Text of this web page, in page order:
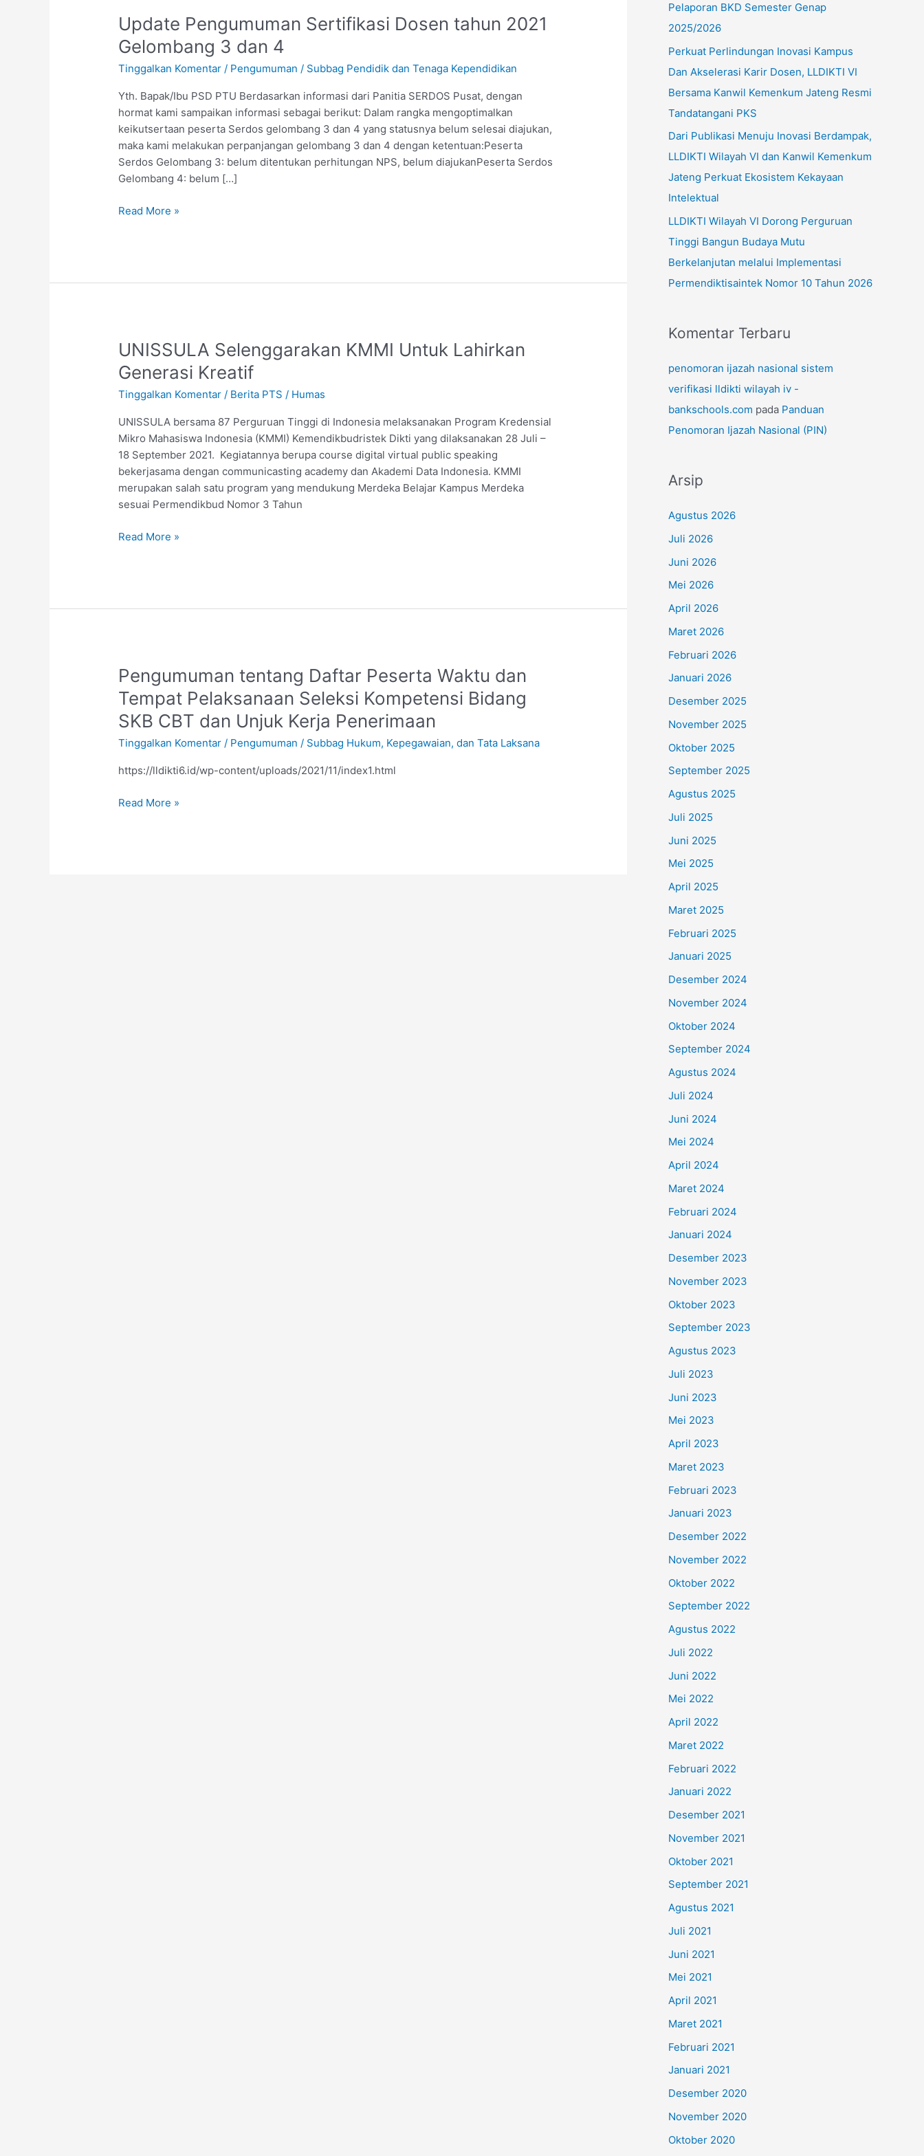
Update Pengumuman Sertifikasi Dosen tahun 2021
Gelombang 3 dan 4
Tinggalkan Komentar / Pengumuman / Subbag Pendidik dan Tenaga Kependidikan
Yth. Bapak/Ibu PSD PTU Berdasarkan informasi dari Panitia SERDOS Pusat, dengan
hormat kami sampaikan informasi sebagai berikut: Dalam rangka mengoptimalkan
keikutsertaan peserta Serdos gelombang 3 dan 4 yang statusnya belum selesai diajukan,
maka kami melakukan perpanjangan gelombang 3 dan 4 dengan ketentuan:Peserta
Serdos Gelombang 3: belum ditentukan perhitungan NPS, belum diajukanPeserta Serdos
Gelombang 4: belum […]
Update
Pengumuman
Sertifikasi
Dosen
2021
Gelombang
3
dan
4
Read More »
UNISSULA Selenggarakan KMMI Untuk Lahirkan
Generasi Kreatif
Tinggalkan Komentar / Berita PTS / Humas
UNISSULA bersama 87 Perguruan Tinggi di Indonesia melaksanakan Program Kredensial
Mikro Mahasiswa Indonesia (KMMI) Kemendikbudristek Dikti yang dilaksanakan 28 Juli –
18 September 2021. Kegiatannya berupa course digital virtual public speaking
bekerjasama dengan communicasting academy dan Akademi Data Indonesia. KMMI
merupakan salah satu program yang mendukung Merdeka Belajar Kampus Merdeka
sesuai Permendikbud Nomor 3 Tahun
UNISSULA
Selenggarakan
KMMI
Untuk
Generasi
Kreatif
Read More »
Pengumuman tentang Daftar Peserta Waktu dan
Tempat Pelaksanaan Seleksi Kompetensi Bidang
SKB CBT dan Unjuk Kerja Penerimaan
Tinggalkan Komentar / Pengumuman / Subbag Hukum, Kepegawaian, dan Tata Laksana
https://lldikti6.id/wp-content/uploads/2021/11/index1.html
Pengumuman
tentang
Daftar
Peserta
Waktu
Tempat
Seleksi
Read More »
:
Pelaporan BKD Semester Genap
2025/2026
Perkuat Perlindungan Inovasi Kampus
Dan Akselerasi Karir Dosen, LLDIKTI VI
Bersama Kanwil Kemenkum Jateng Resmi
Tandatangani PKS
Dari Publikasi Menuju Inovasi Berdampak,
LLDIKTI Wilayah VI dan Kanwil Kemenkum
Jateng Perkuat Ekosistem Kekayaan
Intelektual
LLDIKTI Wilayah VI Dorong Perguruan
Tinggi Bangun Budaya Mutu
Berkelanjutan melalui Implementasi
Permendiktisaintek Nomor 10 Tahun 2026
Komentar Terbaru
penomoran ijazah nasional sistem
verifikasi lldikti wilayah iv -
bankschools.com pada Panduan
Penomoran Ijazah Nasional (PIN)
Arsip
Agustus 2026
Juli 2026
Juni 2026
Mei 2026
April 2026
Maret 2026
Februari 2026
Januari 2026
Desember 2025
November 2025
Oktober 2025
September 2025
Agustus 2025
Juli 2025
Juni 2025
Mei 2025
April 2025
Maret 2025
Februari 2025
Januari 2025
Desember 2024
November 2024
Oktober 2024
September 2024
Agustus 2024
Juli 2024
Juni 2024
Mei 2024
April 2024
Maret 2024
Februari 2024
Januari 2024
Desember 2023
November 2023
Oktober 2023
September 2023
Agustus 2023
Juli 2023
Juni 2023
Mei 2023
April 2023
Maret 2023
Februari 2023
Januari 2023
Desember 2022
November 2022
Oktober 2022
September 2022
Agustus 2022
Juli 2022
Juni 2022
Mei 2022
April 2022
Maret 2022
Februari 2022
Januari 2022
Desember 2021
November 2021
Oktober 2021
September 2021
Agustus 2021
Juli 2021
Juni 2021
Mei 2021
April 2021
Maret 2021
Februari 2021
Januari 2021
Desember 2020
November 2020
Oktober 2020